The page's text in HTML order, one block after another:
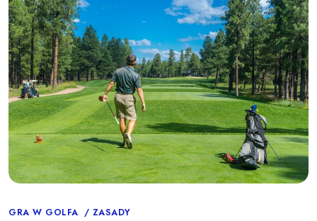
Categories
GRA W GOLFA ZASADY